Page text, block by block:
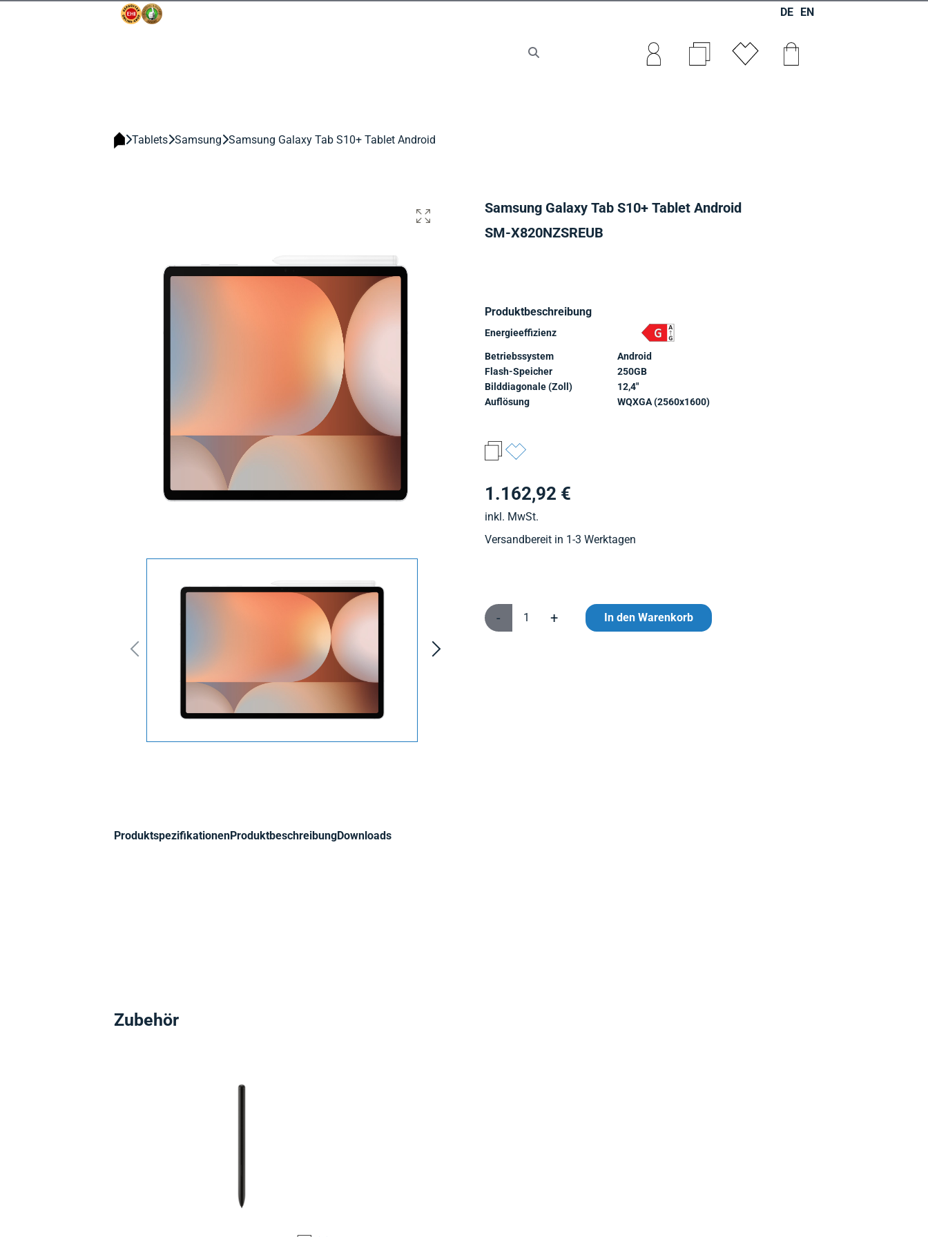
DE EN
Tablets Samsung Samsung Galaxy Tab S10+ Tablet Android
Samsung Galaxy Tab S10+ Tablet Android
SM-X820NZSREUB
Produktbeschreibung
Energieeffizienz
Betriebssystem
Flash-Speicher
Bilddiagonale (Zoll)
Auflösung
Android
250GB
12,4"
WQXGA (2560x1600)
1.162,92 €
inkl. MwSt.
Versandbereit in 1-3 Werktagen
- + In den Warenkorb
ProduktspezifikationenProduktbeschreibungDownloads
Zubehör